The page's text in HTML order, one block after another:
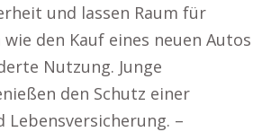
und lassen Raum für
den Kauf eines neuen Autos
Nutzung. Junge
den Schutz einer
–